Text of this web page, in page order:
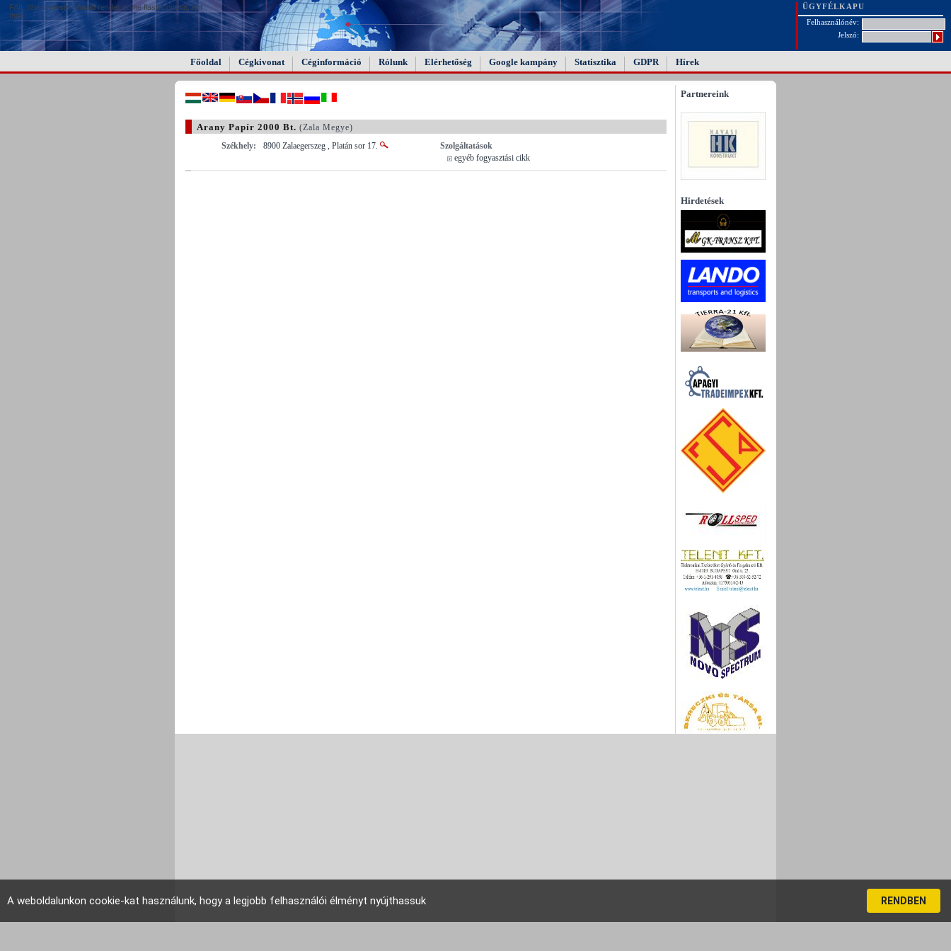
FAIL (the browser should render some flash content, not
this).
ÜGYFÉLKAPU
Felhasználónév:
Jelszó:
Főoldal Cégkivonat Céginformáció Rólunk Elérhetőség Google kampány Statisztika GDPR Hírek
Arany Papír 2000 Bt. (Zala Megye)
Székhely:
8900 Zalaegerszeg , Platán sor 17.
Szolgáltatások
egyéb fogyasztási cikk
Partnereink
Hirdetések
A weboldalunkon cookie-kat használunk, hogy a legjobb felhasználói élményt nyújthassuk RENDBEN